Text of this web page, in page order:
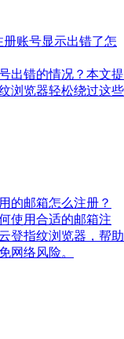
账号显示出错了怎
出错的情况？本文提
浏览器轻松绕过这些
的邮箱怎么注册？
使用合适的邮箱注
登指纹浏览器，帮助
网络风险。